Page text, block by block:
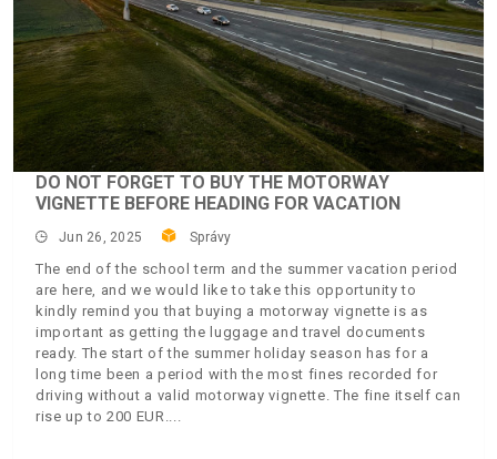
DO NOT FORGET TO BUY THE MOTORWAY
VIGNETTE BEFORE HEADING FOR VACATION
Jun 26, 2025 Správy
The end of the school term and the summer vacation period
are here, and we would like to take this opportunity to
kindly remind you that buying a motorway vignette is as
important as getting the luggage and travel documents
ready. The start of the summer holiday season has for a
long time been a period with the most fines recorded for
driving without a valid motorway vignette. The fine itself can
rise up to 200 EUR.